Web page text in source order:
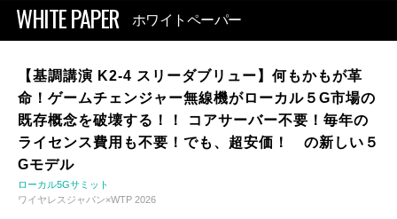
WHITE PAPER ホワイトペーパー
【基調講演 K2-4 スリーダブリュー】何もかもが革
命！ゲームチェンジャー無線機がローカル５G市場の
既存概念を破壊する！！ コアサーバー不要！毎年の
ライセンス費用も不要！でも、超安価！ の新しい５
Gモデル
ローカル5Gサミット
ワイヤレスジャパン×WTP 2026